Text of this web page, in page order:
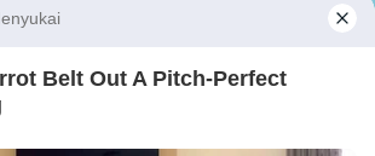
menyajikan berita aktual dan
dari sudut pandang berbaik sangka